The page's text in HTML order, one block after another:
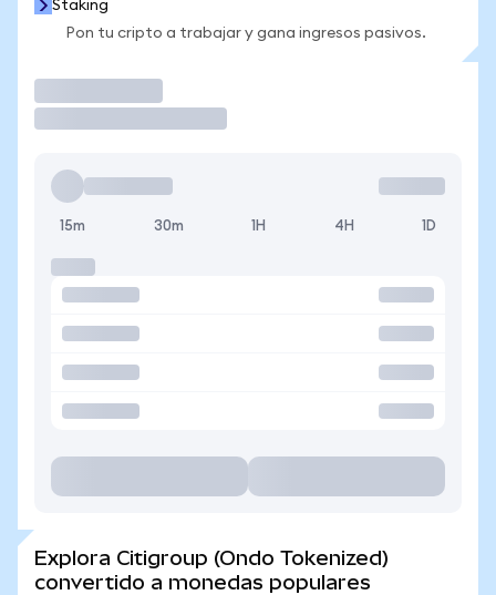
Staking
Pon tu cripto a trabajar y gana ingresos pasivos.
15m 30m 1H 4H 1D
Explora Citigroup (Ondo Tokenized)
convertido a monedas populares